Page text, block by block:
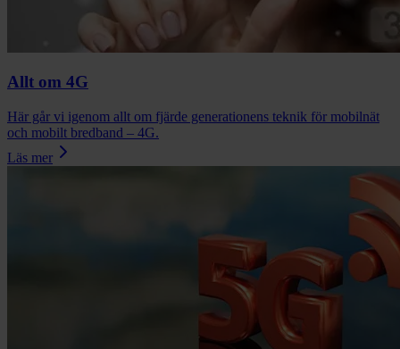
Allt om 4G
Här går vi igenom allt om fjärde generationens teknik för mobilnät
och mobilt bredband – 4G.
Läs mer